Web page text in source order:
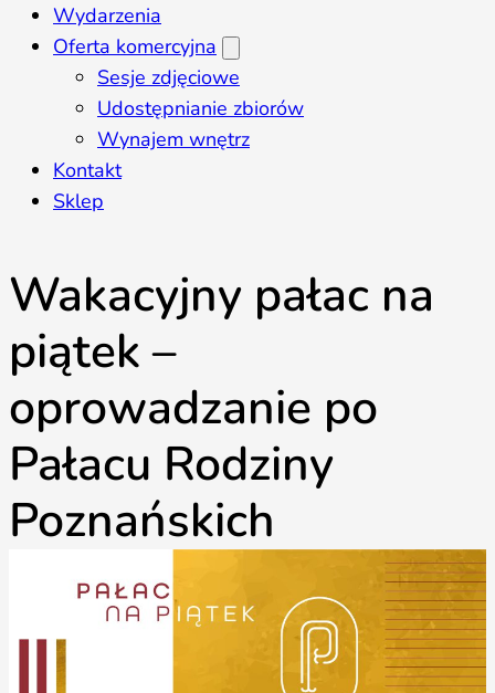
Wydarzenia
Oferta komercyjna
Sesje zdjęciowe
Udostępnianie zbiorów
Wynajem wnętrz
Kontakt
Sklep
Wakacyjny pałac na
piątek –
oprowadzanie po
Pałacu Rodziny
Poznańskich